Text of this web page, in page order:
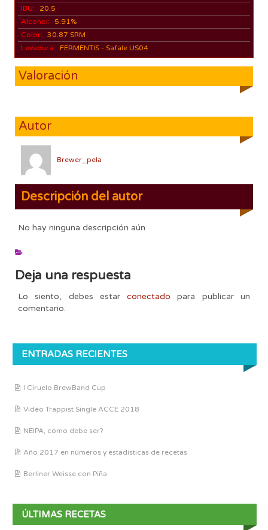
IBU:
20.5
Alcohol:
5.91%
Color: 30.87 SRM
Levadura: FERMENTIS - Safale US04
Valoración
Autor
Brewer_pela
Descripción del autor
No hay ninguna descripción aún
Deja una respuesta
Lo siento, debes estarconectado para publicar un
comentario.
ENTRADAS RECIENTES
I Ciruelo BrewBand Cup
Vídeo Trappist Single ACCE 2018
NEIPA, cómo debe ser?
Año 2017 en números y estadísticas de recetas
Berliner Weisse con Piña
ÚLTIMAS RECETAS